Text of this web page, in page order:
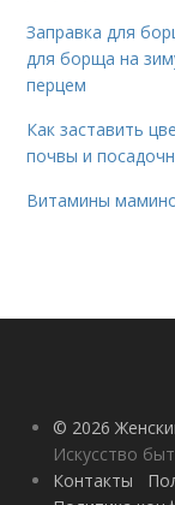
Заправка для
для борща на
перцем
Как заставить
почвы и
Витамины
© 2026
Искусство
Контакты